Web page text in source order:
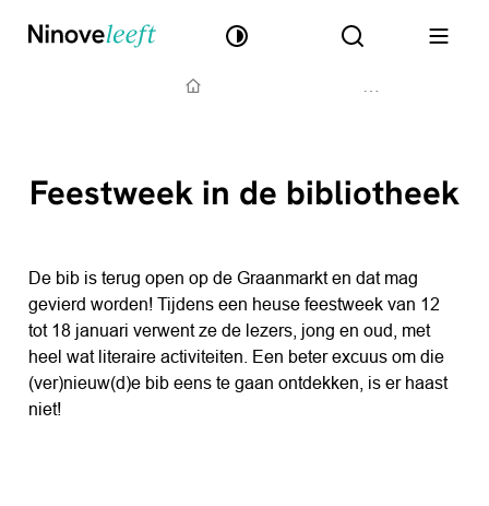
Naar inhoud
Ninove leeft
Hoog contrastZoek tonen /
Menu
Feestweek in de bibliotheek
De bib is terug open op de Graanmarkt en dat mag
gevierd worden! Tijdens een heuse feestweek van 12
tot 18 januari verwent ze de lezers, jong en oud, met
heel wat literaire activiteiten. Een beter excuus om die
(ver)nieuw(d)e bib eens te gaan ontdekken, is er haast
niet!